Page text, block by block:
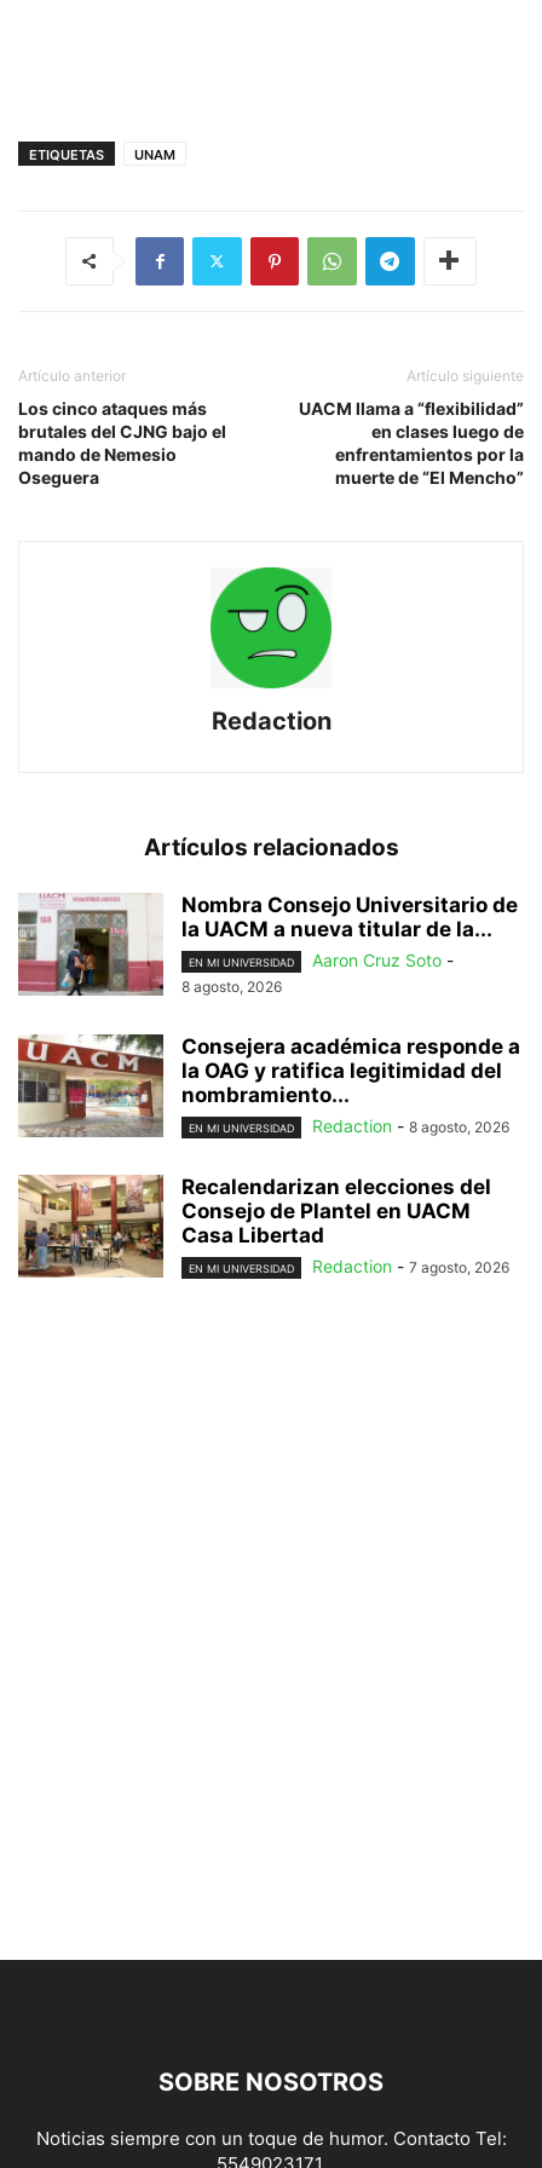
ETIQUETAS UNAM
Artículo anterior
Los cinco ataques más
brutales del CJNG bajo el
mando de Nemesio
Oseguera
Artículo siguiente
UACM llama a “flexibilidad”
en clases luego de
enfrentamientos por la
muerte de “El Mencho”
Redaction
Artículos relacionados
Nombra Consejo Universitario de
la UACM a nueva titular de la...
EN MI UNIVERSIDAD Aaron Cruz Soto -
8 agosto, 2026
Consejera académica responde a
la OAG y ratifica legitimidad del
nombramiento...
EN MI UNIVERSIDAD Redaction - 8 agosto, 2026
Recalendarizan elecciones del
Consejo de Plantel en UACM
Casa Libertad
EN MI UNIVERSIDAD Redaction - 7 agosto, 2026
SOBRE NOSOTROS
Noticias siempre con un toque de humor. Contacto Tel: